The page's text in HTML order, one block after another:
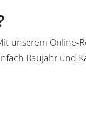
unserem Online-
Baujahr und